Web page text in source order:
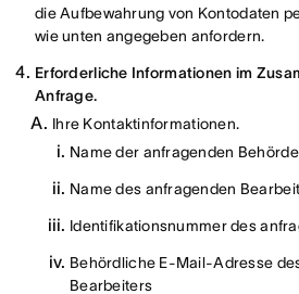
die Aufbewahrung von Kontodaten
wie unten angegeben anfordern.
Erforderliche Informationen im
Anfrage.
Ihre Kontaktinformationen.
Name der anfragenden Behörde
Name des anfragenden
Identifikationsnummer des
Behördliche E-Mail-Adresse
Bearbeiters